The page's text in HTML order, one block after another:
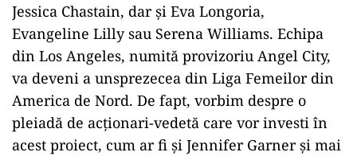
Jessica Chastain, dar și Eva Longoria,
Evangeline Lilly sau Serena Williams. Echipa
din Los Angeles, numită provizoriu Angel City,
va deveni a unsprezecea din Liga Femeilor din
America de Nord. De fapt, vorbim despre o
pleiadă de acționari-vedetă care vor investi în
acest proiect, cum ar fi și Jennifer Garner și mai